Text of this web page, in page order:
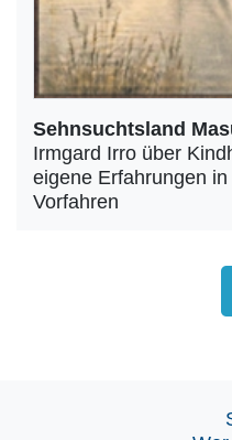
Sehnsuchtsland
Irmgard Irro über
eigene Erfahrungen
Vorfahren